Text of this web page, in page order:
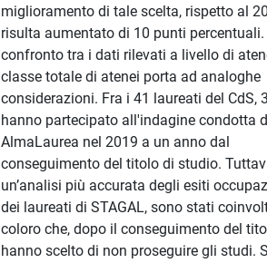
miglioramento di tale scelta, rispetto al
risulta aumentato di 10 punti percentuali.
confronto tra i dati rilevati a livello di
classe totale di atenei porta ad analoghe
considerazioni. Fra i 41 laureati del CdS,
hanno partecipato all'indagine condotta
AlmaLaurea nel 2019 a un anno dal
conseguimento del titolo di studio.
un’analisi più accurata degli esiti
dei laureati di STAGAL, sono stati
coloro che, dopo il conseguimento del
hanno scelto di non proseguire gli studi.